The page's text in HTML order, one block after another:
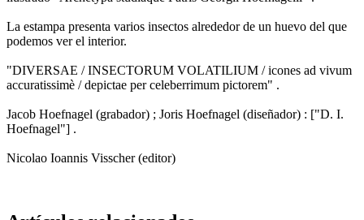
La estampa presenta varios insectos alrededor de un huevo del que
podemos ver el interior.
"DIVERSAE / INSECTORUM VOLATILIUM / icones ad vivum
accuratissimè / depictae per celeberrimum pictorem" .
Jacob Hoefnagel (grabador) ; Joris Hoefnagel (diseñador) : ["D. I.
Hoefnagel"] .
Nicolao Ioannis Visscher (editor)